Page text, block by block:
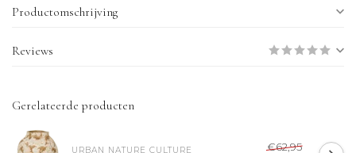
Productomschrijving
Reviews
Gerelateerde producten
URBAN NATURE CULTURE
€62,95